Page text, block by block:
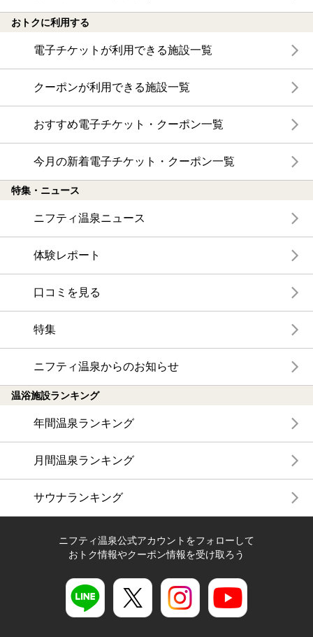
おトクに利用する
電子チケットが利用できる施設一覧
クーポンが利用できる施設一覧
おすすめ電子チケット・クーポン一覧
今月の新着電子チケット・クーポン一覧
特集・ニュース
ニフティ温泉ニュース
体験レポート
口コミを見る
特集
ニフティ温泉からのお知らせ
温浴施設ランキング
年間温泉ランキング
月間温泉ランキング
サウナランキング
ニフティ温泉公式アカウントをフォローして
おトク情報やクーポン情報を受け取ろう